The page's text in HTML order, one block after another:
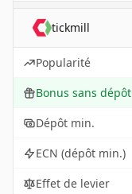
tickmill
Popularité
Bonus sans dépôt
Dépôt min.
ECN (dépôt min.)
Effet de levier